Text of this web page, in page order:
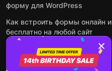
форму для WordPress
Как встроить формы онлайн и
бесплатно на любой сайт
Как встроить ленту Instagram
на сайт